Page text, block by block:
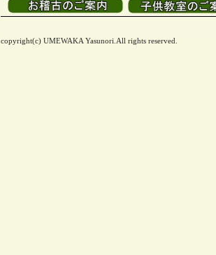
copyright(c) UMEWAKA Yasunori.All rights reserved.